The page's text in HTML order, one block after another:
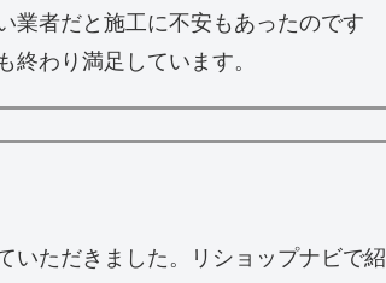
業者だと施工に不安もあったのです
わり満足しています。
いただきました。リショップナビで紹